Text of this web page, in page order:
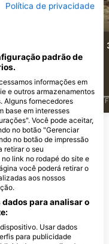
Peixe Pike
A M J J A S O N D F
a
Dive Center
van Ravestijnplein 76, 2282
PaÍses Baixos
Política de privacidade
padrão de
informações em
e outros armazenamentos
Alguns fornecedores
base em interesses
Você pode aceitar,
no botão "Gerenciar
no botão de impressão
retirar o seu
link no rodapé do site e
você poderá retirar o
aos nossos
para analisar o
Usar dados
para publicidade